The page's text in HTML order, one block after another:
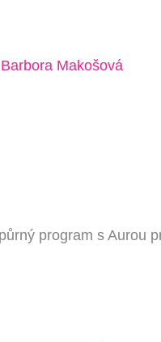
Barbora Makošová
program s Aurou